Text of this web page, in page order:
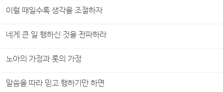
이럴 때일수록 생각을 조절하자
네게 큰 일 행하신 것을 전파하라
노아의 가정과 롯의 가정
말씀을 따라 믿고 행하기만 하면